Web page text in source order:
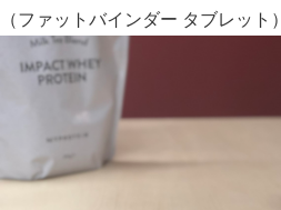
（ファットバインダー タブレット）